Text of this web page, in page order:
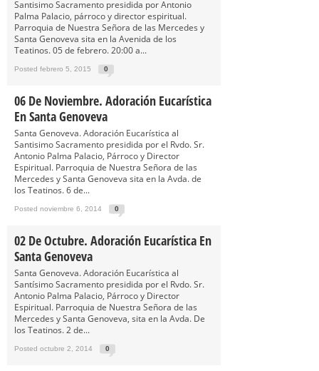
Santisimo Sacramento presidida por Antonio
Palma Palacio, párroco y director espiritual.
Parroquia de Nuestra Señora de las Mercedes y
Santa Genoveva sita en la Avenida de los
Teatinos. 05 de febrero. 20:00 a...
Posted febrero 5, 2015 0
06 De Noviembre. Adoración Eucarística
En Santa Genoveva
Santa Genoveva. Adoración Eucarística al
Santisimo Sacramento presidida por el Rvdo. Sr.
Antonio Palma Palacio, Párroco y Director
Espiritual. Parroquia de Nuestra Señora de las
Mercedes y Santa Genoveva sita en la Avda. de
los Teatinos. 6 de...
Posted noviembre 6, 2014 0
02 De Octubre. Adoración Eucarística En
Santa Genoveva
Santa Genoveva. Adoración Eucarística al
Santísimo Sacramento presidida por el Rvdo. Sr.
Antonio Palma Palacio, Párroco y Director
Espiritual. Parroquia de Nuestra Señora de las
Mercedes y Santa Genoveva, sita en la Avda. De
los Teatinos. 2 de...
Posted octubre 2, 2014 0